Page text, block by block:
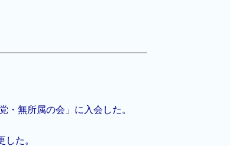
無所属の会」に入会した。
た。